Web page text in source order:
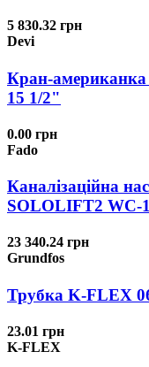
5 830.32 грн
Devi
Кран-американка
15 1/2"
0.00 грн
Fado
Каналізаційна
SOLOLIFT2 WC-
23 340.24 грн
Grundfos
Трубка K-FLEX
23.01 грн
K-FLEX